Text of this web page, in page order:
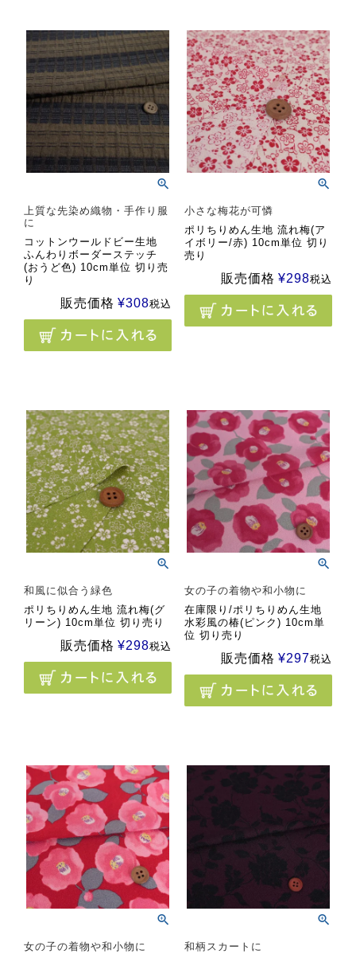
上質な先染め織物・手作り服
に
コットンウールドビー生地
ふんわりボーダーステッチ
(おうど色) 10cm単位 切り売
り
販売価格 ¥308税込
小さな梅花が可憐
ポリちりめん生地 流れ梅(ア
イボリー/赤) 10cm単位 切り
売り
販売価格 ¥298税込
和風に似合う緑色
ポリちりめん生地 流れ梅(グ
リーン) 10cm単位 切り売り
販売価格 ¥298税込
女の子の着物や和小物に
在庫限り/ポリちりめん生地
水彩風の椿(ピンク) 10cm単
位 切り売り
販売価格 ¥297税込
女の子の着物や和小物に
和柄スカートに